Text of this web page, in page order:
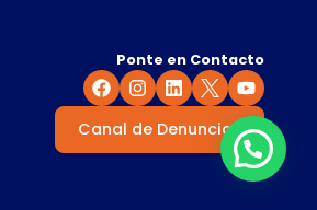
Ponte en Contacto
Canal de Denuncias